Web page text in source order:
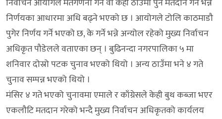
निर्णयका आधारमा अधि बढ्ने भएको छ । आयोगले टोलि काठमाडौ
पुगेर निर्णय गर्ने भएको छ, के गर्ने भन्ने अन्योल रहेको मुख्य निर्वाचन
अधिकृत पौडेलले वताएका छन् । बुढिनन्दा नगरपालिका ५ मा
शनिवार दोस्रो पटक चुनाव भएको थियो । अन्य ठाउँमा भने ४ गते
चुनाव सम्पन्न भएको थियो ।
मंसिर ४ गते भएको चुनावमा एमाले र काँग्रेसले केही बुथ कब्जा भएर
एकलौटि मतदान गरेको भन्दै मुख्य निर्वाचन अधिकृतको कार्यलय